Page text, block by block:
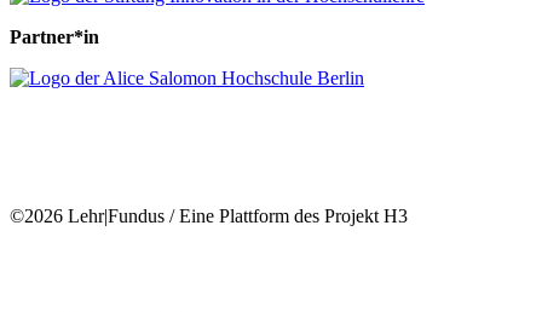
Partner*in
©2026 Lehr|Fundus / Eine Plattform des Projekt H3